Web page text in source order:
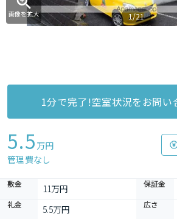
画像を拡大 1/21
1分で完了!空室状況をお問い
5.5 万円
管理費なし
敷金 11万円 保証金
礼金 5.5万円 広さ